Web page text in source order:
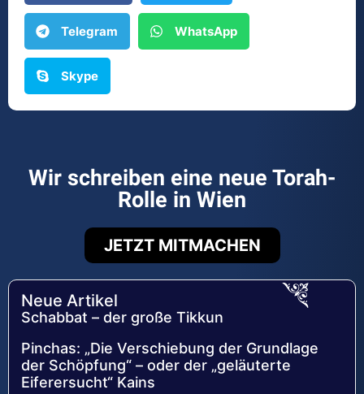
Telegram WhatsApp
Skype
Wir schreiben eine neue Torah-
Rolle in Wien
JETZT MITMACHEN
Neue Artikel
Schabbat – der große Tikkun
Pinchas: „Die Verschiebung der Grundlage
der Schöpfung“ – oder der „geläuterte
Eiferersucht“ Kains